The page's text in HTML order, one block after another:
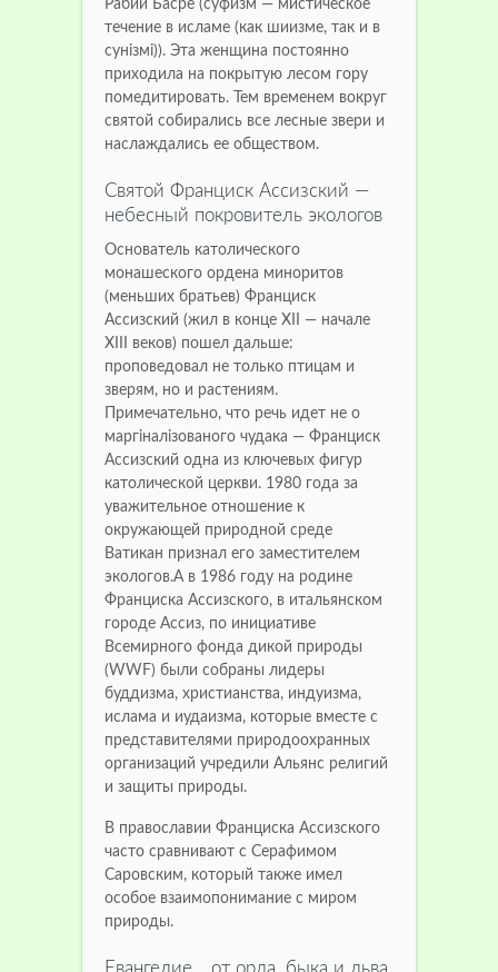
Рабий Басре (суфизм — мистическое
течение в исламе (как шиизме, так и в
сунізмі)). Эта женщина постоянно
приходила на покрытую лесом гору
помедитировать.
Тем временем вокруг
святой собирались все лесные звери и
наслаждались ее обществом.
Святой Франциск Ассизский —
небесный покровитель экологов
Основатель католического
монашеского ордена миноритов
(меньших братьев) Франциск
Ассизский (жил в конце XII — начале
XIII веков) пошел дальше:
проповедовал не только птицам и
зверям, но и растениям.
Примечательно, что речь идет не о
маргіналізованого чудака — Франциск
Ассизский одна из ключевых фигур
католической церкви. 1980 года за
уважительное отношение к
окружающей природной среде
Ватикан признал его заместителем
экологов.А в 1986 году на родине
Франциска Ассизского, в итальянском
городе Ассиз, по инициативе
Всемирного фонда дикой природы
(WWF) были собраны лидеры
буддизма, христианства, индуизма,
ислама и иудаизма, которые вместе с
представителями природоохранных
организаций учредили Альянс религий
и защиты природы.
В православии Франциска Ассизского
часто сравнивают с Серафимом
Саровским, который также имел
особое взаимопонимание с миром
природы.
Евангелие... от орла, быка и льва